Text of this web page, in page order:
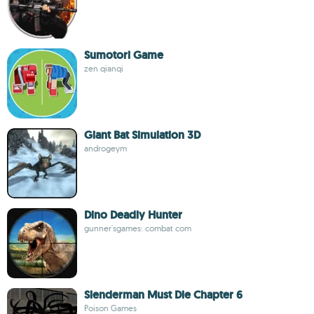
Sumotori Game
zen qianqi
Giant Bat Simulation 3D
androgeym
Dino Deadly Hunter
gunner'sgames: combat com
Slenderman Must Die Chapter 6
Poison Games